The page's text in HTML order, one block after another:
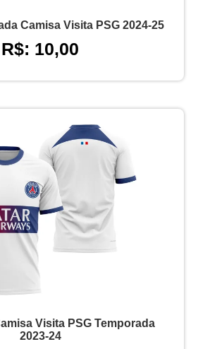
Camisa Visita PSG 2024-25
R$: 10,00
Visita PSG Temporada
2023-24